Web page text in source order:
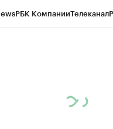
РБК КомпанииТелеканал